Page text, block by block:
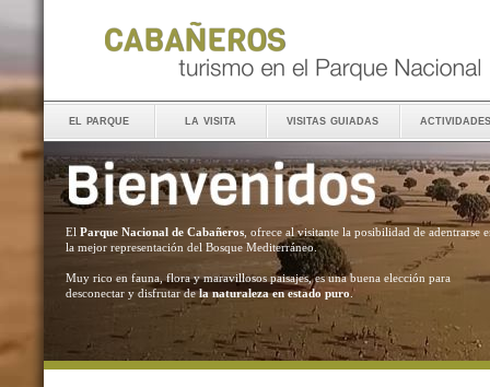
el parque la visita visitas guiadas actividades
El Parque Nacional de Cabañeros , ofrece al visitante la posibilidad de adentrarse
la mejor representación del Bosque Mediterráneo.
Muy rico en fauna, flora y maravillosos paisajes, es una buena elección para
desconectar y disfrutar dela naturaleza en estado puro .